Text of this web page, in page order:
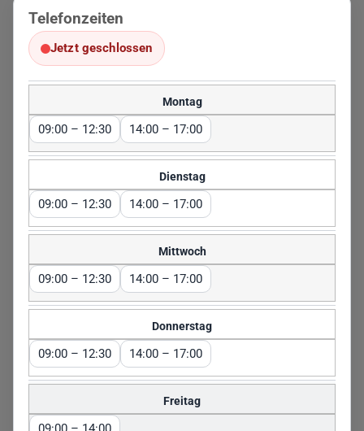
Telefonzeiten
Jetzt geschlossen
. Heute: 09:00 – 14:00
Telefonzeiten. Heutiger Status: Jetzt geschlossen. Heute gültige
Montag
09:00 – 12:30 14:00 – 17:00
Dienstag
09:00 – 12:30 14:00 – 17:00
Mittwoch
09:00 – 12:30 14:00 – 17:00
Donnerstag
09:00 – 12:30 14:00 – 17:00
Freitag